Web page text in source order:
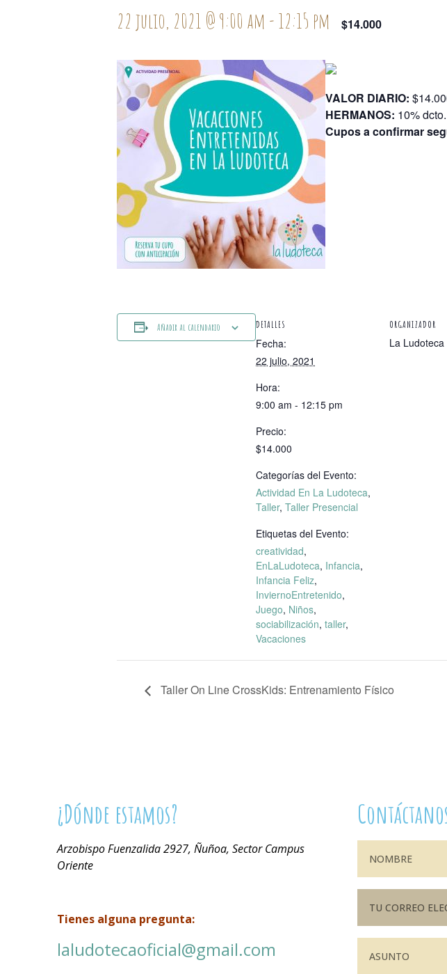
22 julio, 2021 @ 9:00 am -12:15 pm $14.000
VALOR DIARIO:
HERMANOS: 10%
Cupos a confirmar
Añadir al calendario DETALLES
Fecha:
22 julio, 2021
Hora:
9:00 am - 12:15 pm
Precio:
$14.000
Categorías del Evento:
Actividad En La Ludoteca,
Taller, Taller Presencial
Etiquetas del Evento:
creatividad,
EnLaLudoteca, Infancia,
Infancia Feliz,
InviernoEntretenido,
Juego, Niños,
sociabilización, taller,
Vacaciones
ORGANIZADOR
La Ludoteca
Taller On Line CrossKids: Entrenamiento Físico
¿Dónde estamos?
Arzobispo Fuenzalida 2927, Ñuñoa, Sector Campus
Oriente
Tienes alguna pregunta:
laludotecaoficial@gmail.com